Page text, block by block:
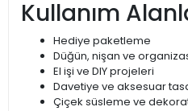
Kullanım
Hediye paketleme
Düğün, nişan ve
El işi ve DIY projeleri
Davetiye ve aksesuar
Çiçek süsleme ve